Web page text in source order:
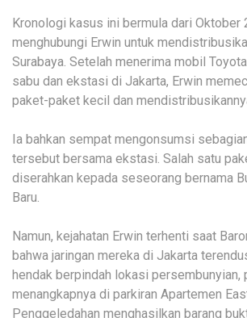
Kronologi kasus ini bermula dari Oktober
menghubungi Erwin untuk
Surabaya. Setelah menerima mobil
sabu dan ekstasi di Jakarta, Erwin
paket-paket kecil dan
Ia bahkan sempat mengonsumsi
tersebut bersama ekstasi. Salah satu
diserahkan kepada seseorang bernama
Baru.
Namun, kejahatan Erwin terhenti saat
bahwa jaringan mereka di Jakarta
hendak berpindah lokasi persembunyian,
menangkapnya di parkiran Apartemen
Penggeledahan menghasilkan barang